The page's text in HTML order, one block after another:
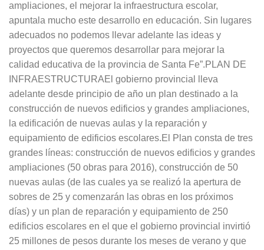
ampliaciones, el mejorar la infraestructura escolar,
apuntala mucho este desarrollo en educación. Sin lugares
adecuados no podemos llevar adelante las ideas y
proyectos que queremos desarrollar para mejorar la
calidad educativa de la provincia de Santa Fe”.PLAN DE
INFRAESTRUCTURAEl gobierno provincial lleva
adelante desde principio de año un plan destinado a la
construcción de nuevos edificios y grandes ampliaciones,
la edificación de nuevas aulas y la reparación y
equipamiento de edificios escolares.El Plan consta de tres
grandes líneas: construcción de nuevos edificios y grandes
ampliaciones (50 obras para 2016), construcción de 50
nuevas aulas (de las cuales ya se realizó la apertura de
sobres de 25 y comenzarán las obras en los próximos
días) y un plan de reparación y equipamiento de 250
edificios escolares en el que el gobierno provincial invirtió
25 millones de pesos durante los meses de verano y que